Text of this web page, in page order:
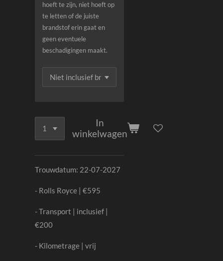
hoeft te zijn, niet hoeft op
te letten of de juiste
brandstof erin gaat en
geen eventuele
beschadigingen maakt.
In
winkelwagen
Trouwdatum: 22-07-2027
- Rolls Royce | €595
- Transport | inclusief |
€200
- Kilometrage | vrij